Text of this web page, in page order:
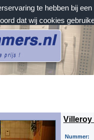
te hebben bij
dat wij cookies
Villeroy
Nummer: